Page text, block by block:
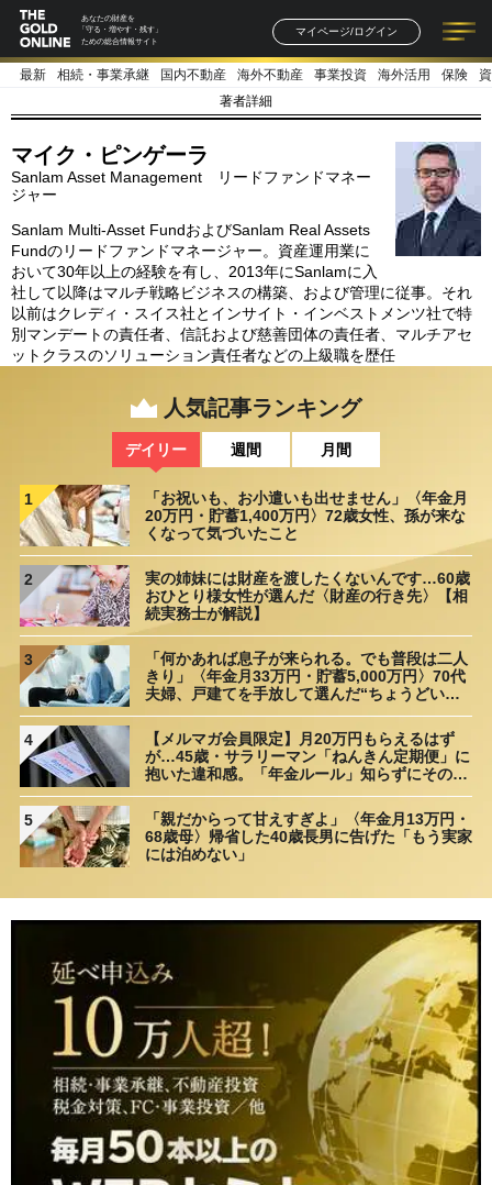
あなたの財産を
「守る・増やす・残す」
ための総合情報サイト
マイページ/ログイン
記事一覧 連載一覧
著者一覧 書籍一覧
最新 相続・事業承継 国内不動産 海外不動産 事業投資 海外活用 保険
著者詳細
マイク・ピンゲーラ
Sanlam Asset Management リードファンドマネー
ジャー
Sanlam Multi-Asset FundおよびSanlam Real Assets
Fundのリードファンドマネージャー。資産運用業に
おいて30年以上の経験を有し、2013年にSanlamに入
社して以降はマルチ戦略ビジネスの構築、および管理に従事。それ
以前はクレディ・スイス社とインサイト・インベストメンツ社で特
別マンデートの責任者、信託および慈善団体の責任者、マルチアセ
ットクラスのソリューション責任者などの上級職を歴任
人気記事ランキング
デイリー 週間 月間
1
「お祝いも、お小遣いも出せません」〈年金月
20万円・貯蓄1,400万円〉72歳女性、孫が来な
くなって気づいたこと
2
実の姉妹には財産を渡したくないんです…60歳
おひとり様女性が選んだ〈財産の行き先〉【相
続実務士が解説】
3
「何かあれば息子が来られる。でも普段は二人
きり」〈年金月33万円・貯蓄5,000万円〉70代
夫婦、戸建てを手放して選んだ“ちょうどいい
4
【メルマガ会員限定】月20万円もらえるはず
が…45歳・サラリーマン「ねんきん定期便」に
抱いた違和感。「年金ルール」知らずにそのま
然「何かの間違いでは？」
5
「親だからって甘えすぎよ」〈年金月13万円・
68歳母〉帰省した40歳長男に告げた「もう実家
には泊めない」